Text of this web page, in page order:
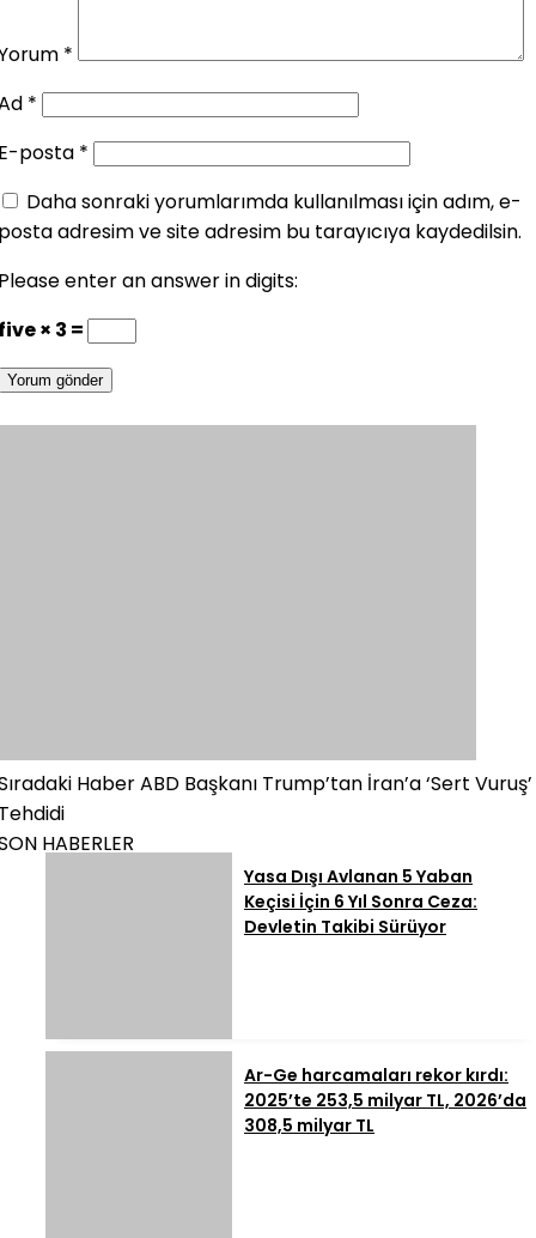
*
*
posta *
Daha sonraki yorumlarımda kullanılması için adım, e-
adresim ve site adresim bu tarayıcıya kaydedilsin.
enter an answer in digits:
× 3 =
HaberABD Başkanı Trump’tan İran’a ‘Sert Vuruş’
HABERLER
Yasa Dışı Avlanan 5 Yaban
Keçisi İçin 6 Yıl Sonra Ceza:
Devletin Takibi Sürüyor
Ar-Ge harcamaları rekor kırdı:
2025’te 253,5 milyar TL, 2026’da
308,5 milyar TL